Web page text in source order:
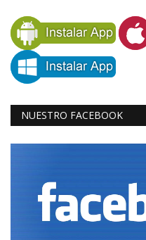
NUESTRO FACEBOOK